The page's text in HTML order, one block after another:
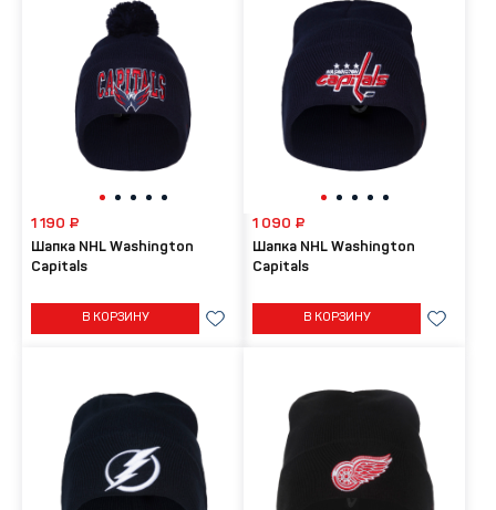
Шапка NHL Washington
Capitals
1 190 ₽
В КОРЗИНУ
Шапка NHL Washington
Capitals
1 090 ₽
В КОРЗИНУ